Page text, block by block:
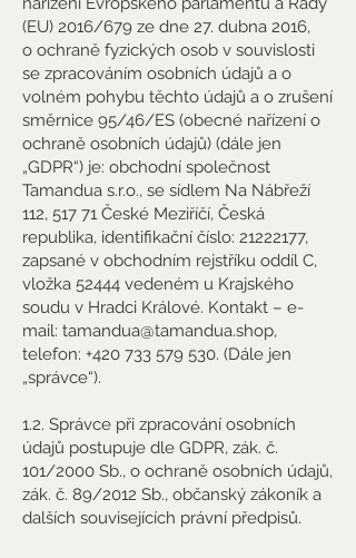
(EU) 2016/679 ze dne 27. dubna 2016,
o ochraně fyzických osob v souvislosti
se zpracováním osobních údajů a o
volném pohybu těchto údajů a o zrušení
směrnice 95/46/ES (obecné nařízení o
ochraně osobních údajů) (dále jen
„GDPR“) je: obchodní společnost
Tamandua s.r.o., se sídlem Na Nábřeží
112, 517 71 České Meziříčí, Česká
republika, identifikační číslo: 21222177,
zapsané v obchodním rejstříku oddíl C,
vložka 52444 vedeném u Krajského
soudu v Hradci Králové. Kontakt – e-
mail: tamandua@tamandua.shop,
telefon: +420 733 579 530. (Dále jen
„správce“).
1.2. Správce při zpracování osobních
údajů postupuje dle GDPR, zák. č.
101/2000 Sb., o ochraně osobních údajů,
zák. č. 89/2012 Sb., občanský zákoník a
dalších souvisejících právní předpisů.